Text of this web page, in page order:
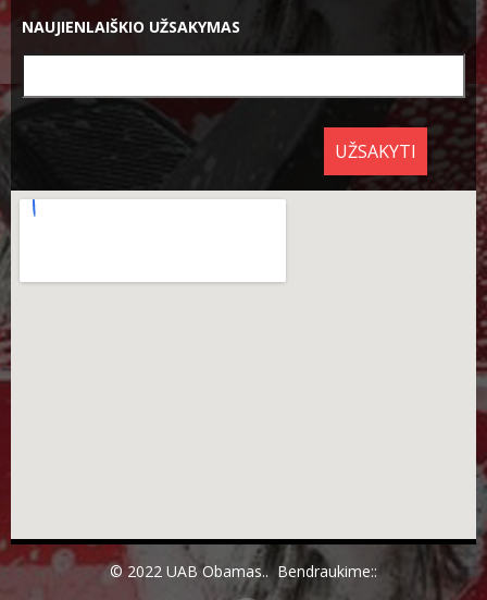
NAUJIENLAIŠKIO UŽSAKYMAS
UŽSAKYTI
© 2022 UAB Obamas.. Bendraukime::